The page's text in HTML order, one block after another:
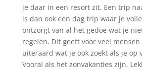
je daar in een resort zit. Een trip
is dan ook een dag trip waar je
ontzorgt van al het gedoe wat je
regelen. Dit geeft voor veel
uiteraard wat je ook zoekt als je op
Vooral als het zonvakanties zijn.